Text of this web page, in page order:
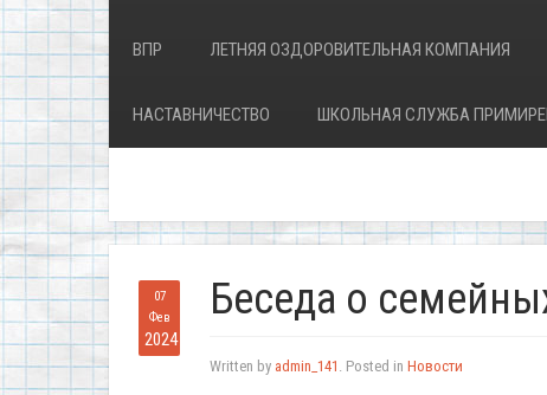
ВПР ЛЕТНЯЯ ОЗДОРОВИТЕЛЬНАЯ КОМПАНИЯ
НАСТАВНИЧЕСТВО ШКОЛЬНАЯ СЛУЖБА
07
Фев
2024
Беседа о
Written by admin_141 . Posted in Новости